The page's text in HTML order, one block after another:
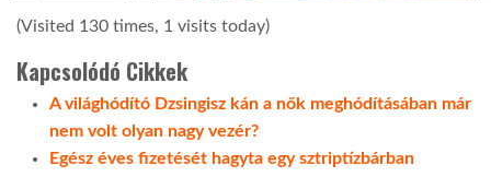
(Visited 130 times, 1 visits today)
Kapcsolódó Cikkek
A világhódító Dzsingisz kán a nők meghódításában már
nem volt olyan nagy vezér?
Egész éves fizetését hagyta egy sztriptízbárban